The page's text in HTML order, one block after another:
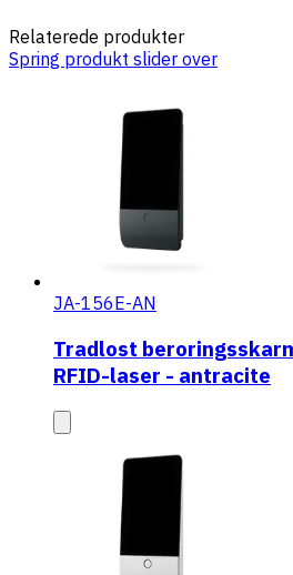
Relaterede produkter
Spring produkt slider over
JA-156E-AN
Tradlost
RFID-laser - antracite